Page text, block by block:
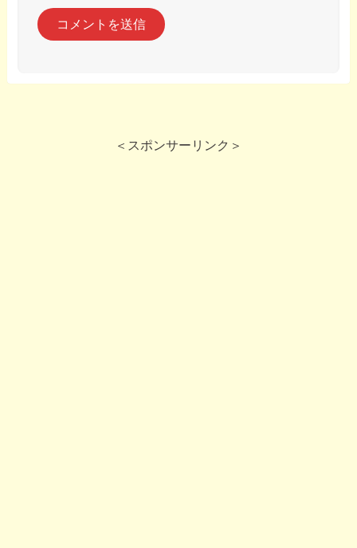
＜スポンサーリンク＞